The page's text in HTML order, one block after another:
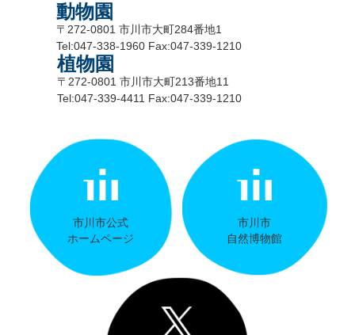
動物園
〒272-0801 市川市大町284番地1
Tel:047-338-1960 Fax:047-339-1210
植物園
〒272-0801 市川市大町213番地11
Tel:047-339-4411 Fax:047-339-1210
市川市公式
ホームページ
市川市
自然博物館